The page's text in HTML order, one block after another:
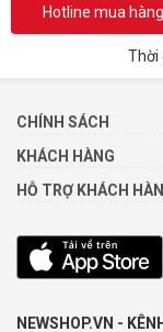
Hotline mua
Thời
CHÍNH SÁCH
KHÁCH HÀNG
HỖ TRỢ KHÁCH
NEWSHOP.VN -